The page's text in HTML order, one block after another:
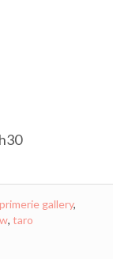
gallery,
, taro